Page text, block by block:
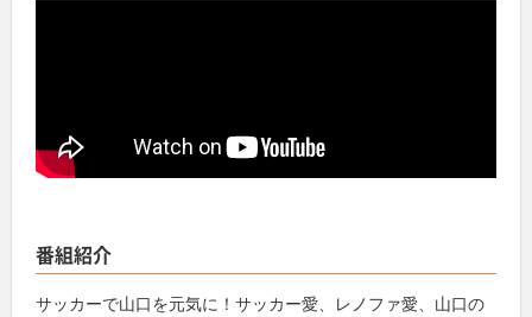
番組紹介
サッカーで山口を元気に！サッカー愛、レノファ愛、山口の